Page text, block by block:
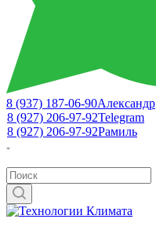
8 (937) 187-06-90Александр
8 (927) 206-97-92Telegram
8 (927) 206-97-92Рамиль